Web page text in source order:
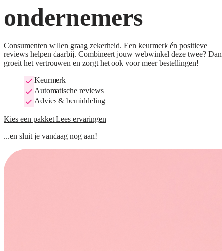
ondernemers
Consumenten willen graag zekerheid. Een keurmerk én positieve
reviews helpen daarbij. Combineert jouw webwinkel deze twee? Dan
groeit het vertrouwen en zorgt het ook voor meer bestellingen!
Keurmerk
Automatische reviews
Advies & bemiddeling
Kies een pakket Lees ervaringen
...en sluit je vandaag nog aan!